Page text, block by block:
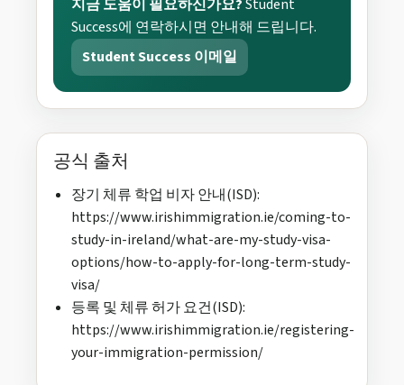
지금 도움이 필요하신가요?Student
Success에 연락하시면 안내해 드립니다.
Student Success 이메일
공식 출처
장기 체류 학업 비자 안내(ISD):
https://www.irishimmigration.ie/coming-to-
study-in-ireland/what-are-my-study-visa-
options/how-to-apply-for-long-term-study-
visa/
등록 및 체류 허가 요건(ISD):
https://www.irishimmigration.ie/registering-
your-immigration-permission/